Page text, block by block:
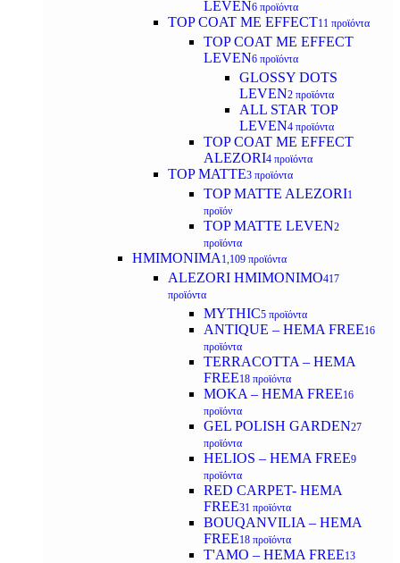
LEVEN6 προϊόντα
TOP COAT ΜΕ EFFECT11 προϊόντα
TOP COAT ME EFFECT
LEVEN6 προϊόντα
GLOSSY DOTS
LEVEN2 προϊόντα
ALL STAR TOP
LEVEN4 προϊόντα
TOP COAT ME EFFECT
ALEZORI4 προϊόντα
TOP MATTE3 προϊόντα
TOP MATTE ALEZORI1
προϊόν
TOP MATTE LEVEN2
προϊόντα
ΗΜΙΜΟΝΙΜΑ 1,109 προϊόντα
ALEZORI ΗΜΙΜΟΝΙΜΟ417
προϊόντα
MYTHIC5 προϊόντα
ANTIQUE – HEMA FREE16
προϊόντα
TERRACOTTA – HEMA
FREE18 προϊόντα
MOKA – HEMA FREE16
προϊόντα
GEL POLISH GARDEN27
προϊόντα
HELIOS – HEMA FREE9
προϊόντα
RED CARPET- HEMA
FREE31 προϊόντα
BOUQANVILIA – HEMA
FREE18 προϊόντα
T'AMO – HEMA FREE13